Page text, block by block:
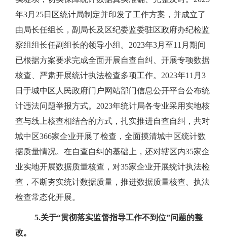
年3月 25日区统计局制定并印发了工作方案，并成立了
由局长任组长，副局长及区纪委监委驻区政府办纪检监
察组组长任副组长的领导小组。 2023年3月至11 月期间
已根据方案要求完成全面开展自查自纠、开展专项数据
核查、严肃开展统计执法检查多项工作。 2023年11 月 3
日于城中区人民政府门户网站部门信息公开平台公布统
计违法问题举报方式。 2023年统计局各专业采用实地核
查与线上核查相结合的方式，扎实推进自查自纠，共对
城中区366家企业开展了检查，全面摸清城中区统计数
据质量情况。在自查自纠的基础上，还对辖区内35家企
业实地开展数据质量核查，对35家企业开展统计执法检
查，不断夯实统计数据质量，推进数据质量核查、执法
检查常态化开展。
5.关于“贯彻落实监督指导工作不到位”问题的整
改。